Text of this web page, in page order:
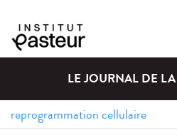
LE JOURNAL DE